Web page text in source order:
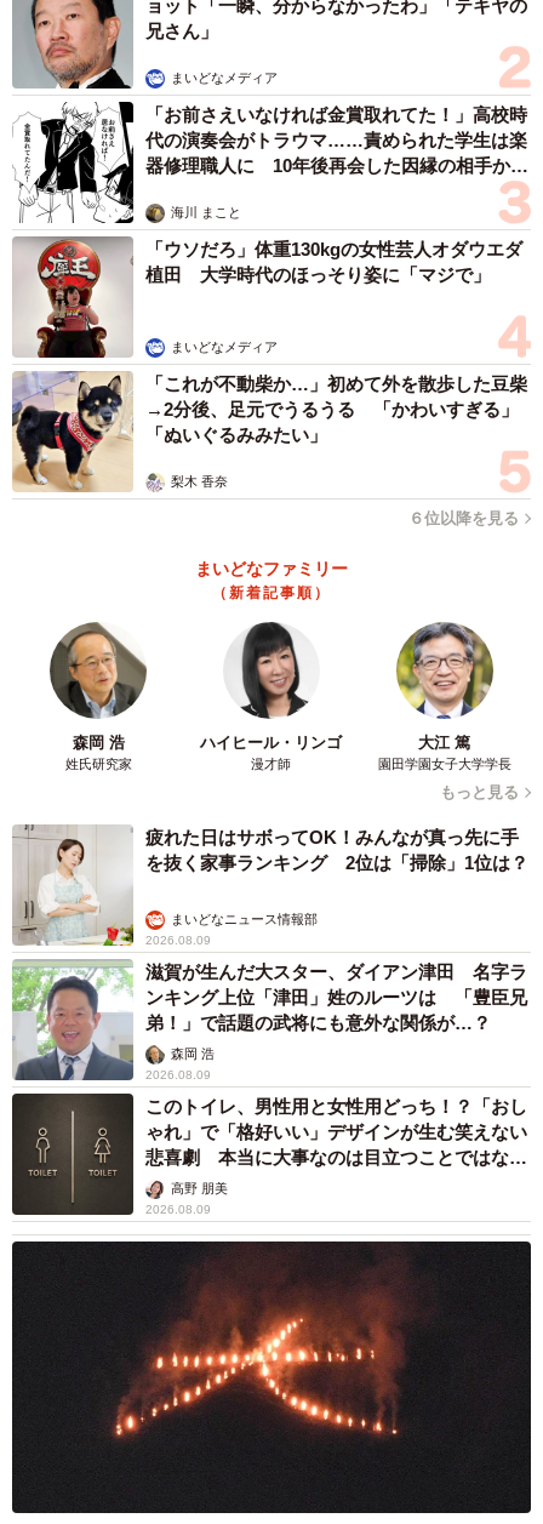
インが特徴。撥水効果も高く、サッと拭くだけで簡単に手
入れができるのはうれしい。また、マットな素材を採用す
ることでオシャレ感も増している。
年明け早々、能登半島地震が発生するなど近年、地震など
自然災害が多いことにも配慮し、底面のポケットには防
塵、防汚カバーが入っていて、雨や雪、粉塵などにも対応
できるようになっているのも見逃せない。また、型くずれ
しにくいデザインも注目だし、背面クッションがストレス
フリーになっているところも要マークだ。
マルチポーチもついている
気になる収納だが、出張などに必要な着替えから、かさば
りやすい充電ケーブル、ノートパソコン、傘・メガネ・名
されている。そのためビジネスマンのみならず「オムツや
哺乳瓶など赤ちゃん用品を持ち歩くのにも便利」とママ世
代からも注目されている。
さらに専用バッグインバッグとしてマルチポーチ3つを標準
装備。なので、衣類や小物など細かく収納できる上に、マ
ルチポーチにはそれぞれ持ち手やショルダーストラップが
付いており、ポーチだけの移動、外出も可能となってい
設計は、グッドデザイン賞受賞歴のあるクリエイターが細
部までこだわって作っているとか。ちなみに、リュックの
容量は15.12Lとなっている。
ョット「一瞬、分からなかったわ」「テキヤの
兄さん」
まいどなメディア
「お前さえいなければ金賞取れてた！」高校時
代の演奏会がトラウマ……責められた学生は楽
器修理職人に 10年後再会した因縁の相手から
海川 まこと
「ウソだろ」体重130kgの女性芸人オダウエダ
植田 大学時代のほっそり姿に「マジで」
まいどなメディア
「これが不動柴か…」初めて外を散歩した豆柴
→2分後、足元でうるうる 「かわいすぎる」
「ぬいぐるみみたい」
梨木 香奈
６位以降を見る
まいどなファミリー
（新着記事順）
森岡 浩
姓氏研究家
ハイヒール・リンゴ
漫才師
大江 篤
園田学園女子大学学長
もっと見る
疲れた日はサボってOK！みんなが真っ先に手
を抜く家事ランキング 2位は「掃除」1位は？
まいどなニュース情報部
2026.08.09
滋賀が生んだ大スター、ダイアン津田 名字ラ
ンキング上位「津田」姓のルーツは 「豊臣兄
弟！」で話題の武将にも意外な関係が…？
森岡 浩
2026.08.09
このトイレ、男性用と女性用どっち！？「おし
ゃれ」で「格好いい」デザインが生む笑えない
悲喜劇 本当に大事なのは目立つことではな
く…高野 朋美
2026.08.09